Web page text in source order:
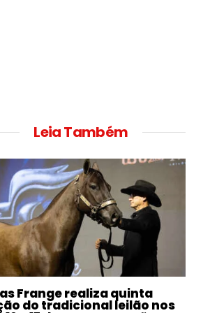
Leia Também
Frange realiza quinta
do tradicional leilão nos